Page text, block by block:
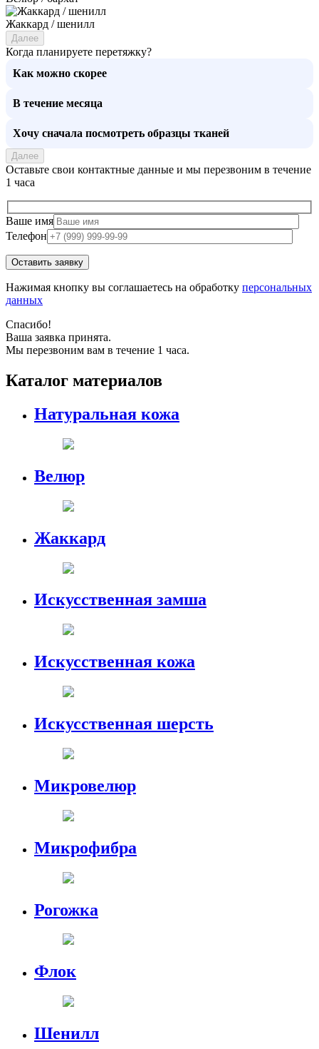
Жаккард / шенилл
Далее
Когда планируете перетяжку?
Как можно скорее
В течение месяца
Хочу сначала посмотреть образцы тканей
Далее
Оставьте свои контактные данные и мы перезвоним в течение
1 часа
Ваше имя
Телефон
Нажимая кнопку вы соглашаетесь на обработку персональных
данных
Спасибо!
Ваша заявка принята.
Мы перезвоним вам в течение 1 часа.
Каталог материалов
Натуральная кожа
Велюр
Жаккард
Искусственная замша
Искусственная кожа
Искусственная шерсть
Микровелюр
Микрофибра
Рогожка
Флок
Шенилл